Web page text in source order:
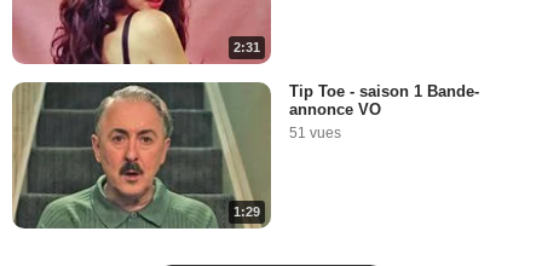
2:31
1:29
Tip Toe - saison 1 Bande-
annonce VO
51 vues